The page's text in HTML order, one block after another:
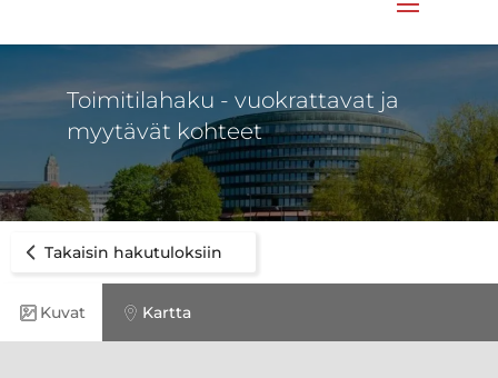
Toimitilahaku - vuokrattavat ja
myytävät kohteet
Takaisin hakutuloksiin
Kuvat Kartta